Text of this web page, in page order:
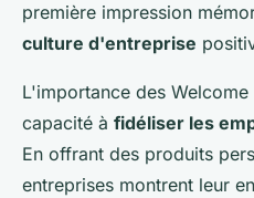
première impression
culture d'entreprise
L'importance des
capacité à fidéliser les
En offrant des produits
entreprises montrent leur